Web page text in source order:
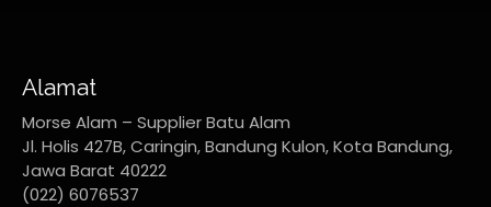
Alamat
Morse Alam – Supplier Batu Alam
Jl. Holis 427B, Caringin, Bandung Kulon, Kota Bandung,
Jawa Barat 40222
(022) 6076537